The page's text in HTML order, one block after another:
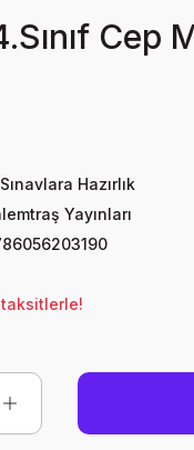
Cep
Hazırlık
Yayınları